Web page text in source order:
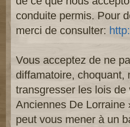
conduite permis. Pour
merci de consulter:
Vous acceptez de ne
diffamatoire, choquant,
transgresser les lois
Anciennes De Lorraine
peut vous mener à un